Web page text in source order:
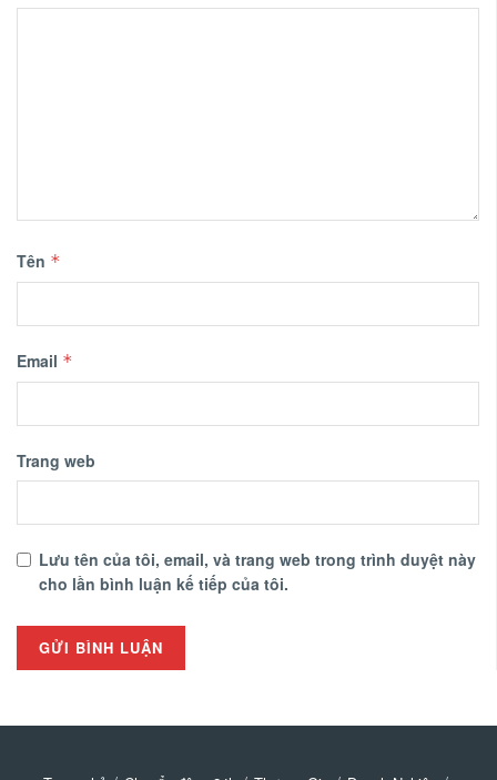
Tên *
Email *
Trang web
Lưu tên của tôi, email, và trang web trong trình duyệt này
cho lần bình luận kế tiếp của tôi.